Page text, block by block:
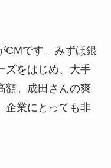
CMです。みずほ銀
ズをはじめ、大手
額。成田さんの爽
企業にとっても非